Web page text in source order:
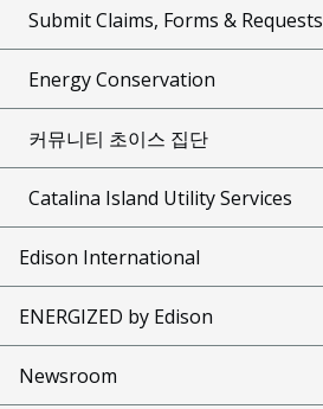
Submit Claims, Forms & Requests
Energy Conservation
커뮤니티 초이스 집단
Catalina Island Utility Services
Edison International
ENERGIZED by Edison
Newsroom